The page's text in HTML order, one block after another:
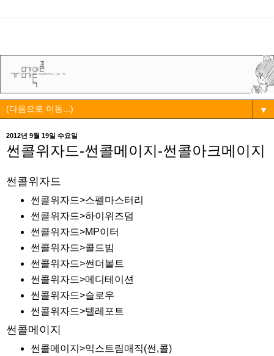
▼
2012년 9월 19일 수요일
썬콜위자드-썬콜메이지-썬콜아크메이지
썬콜위자드
썬콜위자드>스펠마스터리
썬콜위자드>하이위즈덤
썬콜위자드>MP이터
썬콜위자드>콜드빔
썬콜위자드>썬더볼트
썬콜위자드>메디테이션
썬콜위자드>슬로우
썬콜위자드>텔레포트
썬콜메이지
썬콜메이지>익스트림매직(썬,콜)